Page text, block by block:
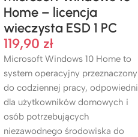
Home – licencja
wieczysta ESD 1 PC
119,90 zł
Microsoft Windows 10 Home to
system operacyjny przeznaczony
do codziennej pracy, odpowiedni
dla użytkowników domowych i
osób potrzebujących
niezawodnego środowiska do